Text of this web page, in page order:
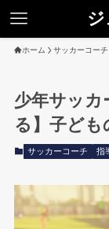
ホーム サッカーコーチ
少年サッカ
る】子ども
サッカーコーチ 指